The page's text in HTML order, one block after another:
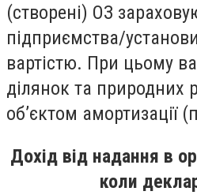
(створені) ОЗ
підприємства/
вартістю. При цьому
ділянок та природних
об’єктом амортизації
Дохід від надання в
коли